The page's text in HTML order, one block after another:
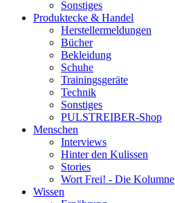
Sonstiges
Produktecke & Handel
Herstellermeldungen
Bücher
Bekleidung
Schuhe
Trainingsgeräte
Technik
Sonstiges
PULSTREIBER-Shop
Menschen
Interviews
Hinter den Kulissen
Stories
Wort Frei! - Die Kolumne
Wissen